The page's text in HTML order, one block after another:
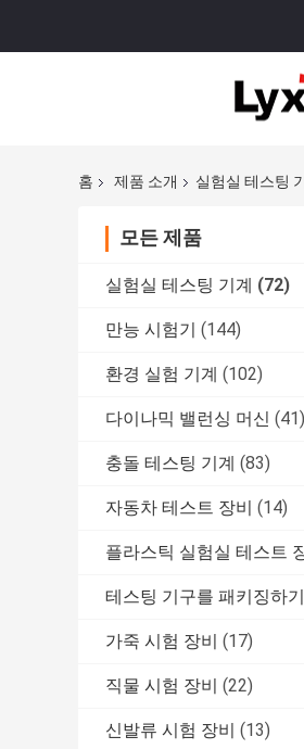
홈 제품 소개 실험실 테스팅
모든 제품
실험실 테스팅 기계 (72)
만능 시험기 (144)
환경 실험 기계 (102)
다이나믹 밸런싱 머신 (41)
충돌 테스팅 기계 (83)
자동차 테스트 장비 (14)
플라스틱 실험실 테스트
테스팅 기구를 패키징하기
가죽 시험 장비 (17)
직물 시험 장비 (22)
신발류 시험 장비 (13)